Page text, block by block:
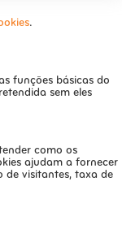
.
funções básicas do
sem eles
como os
ajudam a fornecer
de visitantes, taxa de